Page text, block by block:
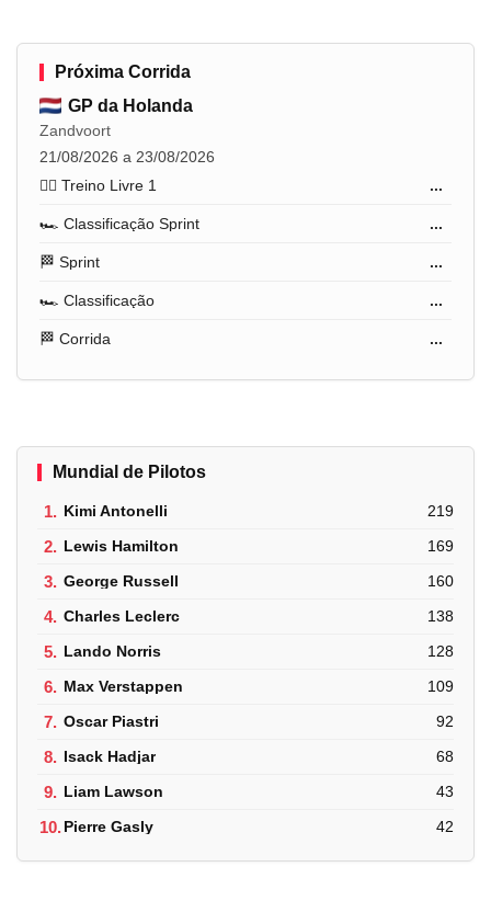
Próxima Corrida
GP da Holanda
Zandvoort
21/08/2026 a 23/08/2026
🏋️‍♂️ Treino Livre 1
...
🏎️ Classificação Sprint ...
🏁 Sprint ...
🏎️ Classificação ...
🏁 Corrida ...
Mundial de Pilotos
1. Kimi Antonelli 219
2. Lewis Hamilton 169
3. George Russell 160
4. Charles Leclerc 138
5. Lando Norris 128
6. Max Verstappen 109
7. Oscar Piastri 92
8. Isack Hadjar 68
9. Liam Lawson 43
10.Pierre Gasly 42